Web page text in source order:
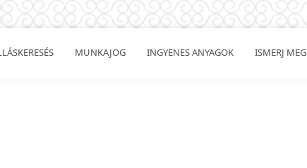
MUNKAJOG INGYENES ANYAGOK ISMERJ MEG